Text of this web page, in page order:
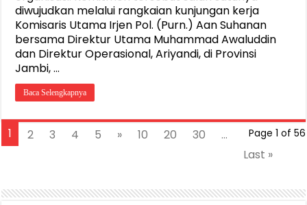
diwujudkan melalui rangkaian kunjungan kerja
Komisaris Utama Irjen Pol. (Purn.) Aan Suhanan
bersama Direktur Utama Muhammad Awaluddin
dan Direktur Operasional, Ariyandi, di Provinsi
Jambi, …
Baca Selengkapnya
Page 1 of 56
1 2 3 4 5 » 10 20 30
...
Last »